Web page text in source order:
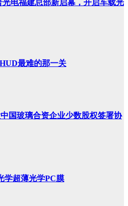
电福建总部新启幕，开启车载光
最难的那一关
国玻璃合资企业少数股权签署协
学超薄光学PC膜